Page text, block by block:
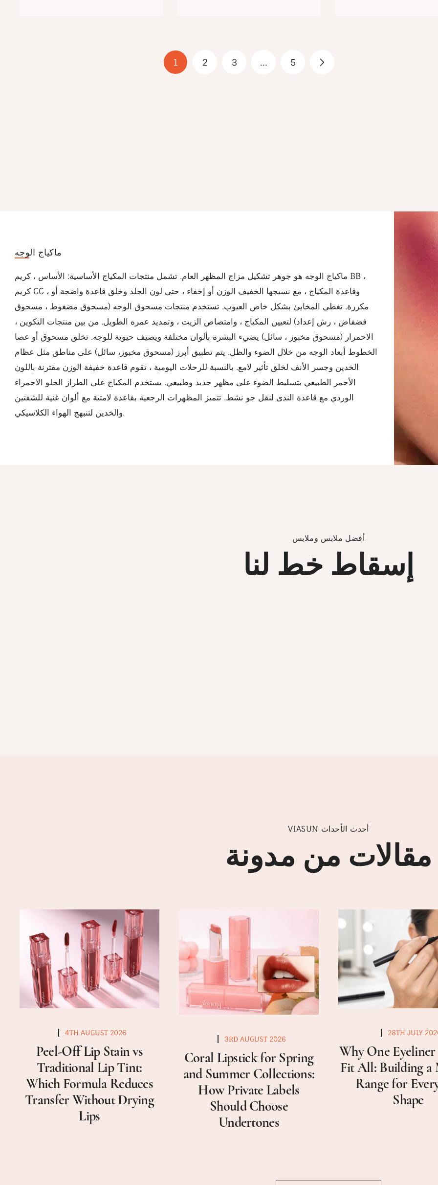
1 2 3 ... 5
ماكياج الوجه
ماكياج الوجه هو جوهر تشكيل مزاج المظهر العام. تشمل منتجات المكياج الأساسية: الأساس ، كريم BB ،
كريم CC ، وقاعدة المكياج ، مع نسيجها الخفيف الوزن أو إخفاء ، حتى لون الجلد وخلق قاعدة واضحة أو
مكررة. تغطي المخابئ بشكل خاص العيوب. تستخدم منتجات مسحوق الوجه (مسحوق مضغوط ، مسحوق
فضفاض ، رش إعداد) لتعيين المكياج ، وامتصاص الزيت ، وتمديد عمره الطويل. من بين منتجات التكوين ،
الاحمرار (مسحوق مخبوز ، سائل) يضيء البشرة بألوان مختلفة ويضيف حيوية للوجه. تخلق مسحوق أو عصا
الخطوط أبعاد الوجه من خلال الضوء والظل. يتم تطبيق أبرز (مسحوق مخبوز، سائل) على مناطق مثل عظام
الخدين وجسر الأنف لخلق تأثير لامع. بالنسبة للرحلات اليومية ، تقوم قاعدة خفيفة الوزن مقترنة باللون
الأحمر الطبيعي بتسليط الضوء على مظهر جديد وطبيعي. يستخدم المكياج على الطراز الحلو الاحمراء
الوردي مع قاعدة الندى لنقل جو نشط. تتميز المظهرات الرجعية بقاعدة لامتية مع ألوان غنية للشفتين
والخدين لتنبهج الهواء الكلاسيكي.
أفضل ملابس وملابس
إسقاط خط لنا
VIASUN أحدث الأحداث
مقالات من مدونة
4TH AUGUST 2026
Peel-Off Lip Stain vs
Traditional Lip Tint:
Which Formula Reduces
Transfer Without Drying
Lips
3RD AUGUST 2026
Coral Lipstick for Spring
and Summer Collections:
How Private Labels
Should Choose
Undertones
28TH JULY
Why One Eyeliner
Fit All: Building a
Range for
Shape